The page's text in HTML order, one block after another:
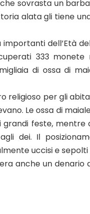
sovrasta un
alata gli tiene
importanti dell’Età
333 monete
di ossa di
religioso per gli
Le ossa di
grandi feste,
dei. Il
uccisi e sepolti
anche un denario